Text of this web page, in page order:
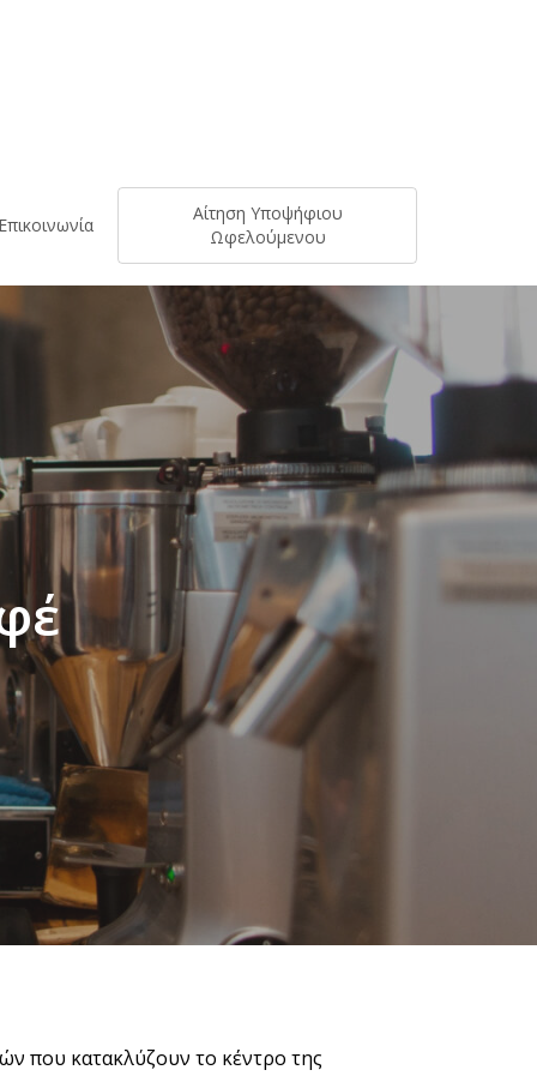
Επικοινωνία
Αίτηση Υποψήφιου
Ωφελούμενου
που κατακλύζουν το κέντρο της